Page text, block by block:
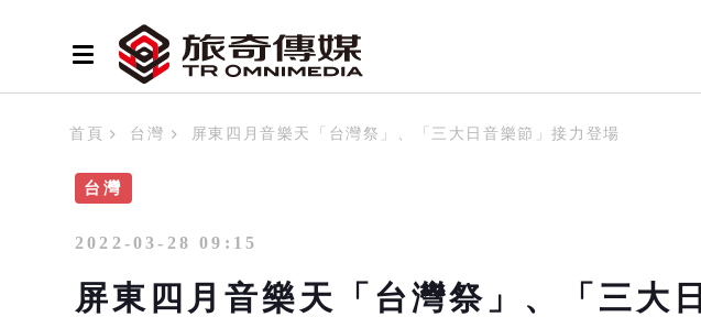
首頁 台灣 屏東四月音樂天「台灣祭」、「三大日音樂節」接力登場
台灣
2022-03-28 09:15
屏東四月音樂天「台灣祭」、「三大